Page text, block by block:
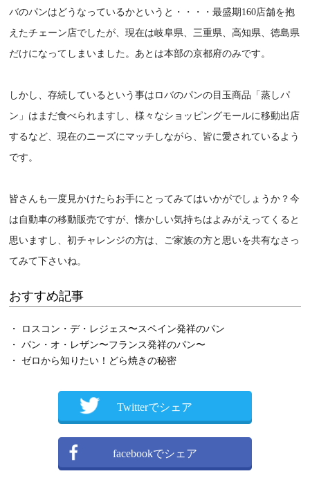
バのパンはどうなっているかというと・・・・最盛期160店舗を抱
えたチェーン店でしたが、現在は岐阜県、三重県、高知県、徳島県
だけになってしまいました。あとは本部の京都府のみです。
しかし、存続しているという事はロバのパンの目玉商品「蒸しパ
ン」はまだ食べられますし、様々なショッピングモールに移動出店
するなど、現在のニーズにマッチしながら、皆に愛されているよう
です。
皆さんも一度見かけたらお手にとってみてはいかがでしょうか？今
は自動車の移動販売ですが、懐かしい気持ちはよみがえってくると
思いますし、初チャレンジの方は、ご家族の方と思いを共有なさっ
てみて下さいね。
おすすめ記事
・ ロスコン・デ・レジェス〜スペイン発祥のパン
・ パン・オ・レザン〜フランス発祥のパン〜
・ ゼロから知りたい！どら焼きの秘密
Twitterでシェア
facebookでシェア